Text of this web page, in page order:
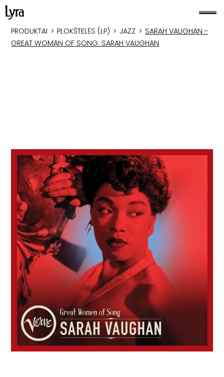
PRODUKTAI > PLOKŠTELĖS (LP) > JAZZ > SARAH VAUGHAN -
GREAT WOMAN OF SONG: SARAH VAUGHAN